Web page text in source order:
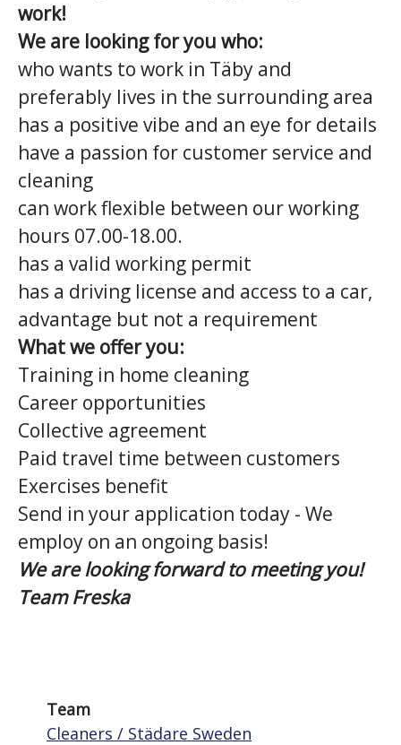
work!
We are looking for you who:
who wants to work in Täby and
preferably lives in the surrounding area
has a positive vibe and an eye for details
have a passion for customer service and
cleaning
can work flexible between our working
hours 07.00-18.00.
has a valid working permit
has a driving license and access to a car,
advantage but not a requirement
What we offer you:
Training in home cleaning
Career opportunities
Collective agreement
Paid travel time between customers
Exercises benefit
Send in your application today - We
employ on an ongoing basis!
We are looking forward to meeting you!
Team Freska
Team
Cleaners / Städare Sweden